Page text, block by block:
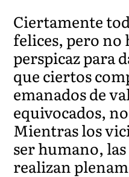
Ciertamente
felices, pero no
perspicaz para
que ciertos
emanados de
equivocados,
Mientras los
ser humano,
realizan